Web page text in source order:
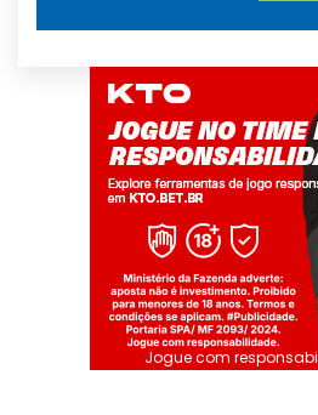
Jogue com